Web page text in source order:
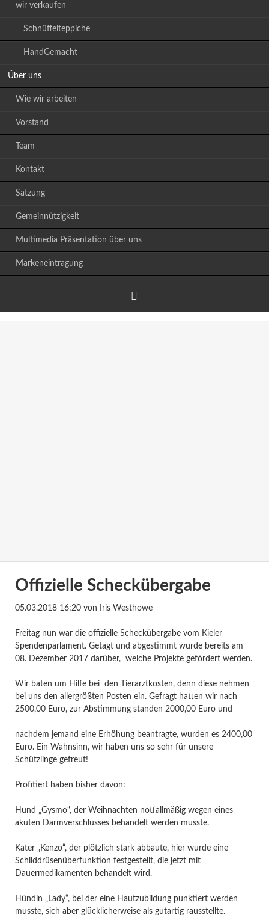
wir verkaufen
Schnüffelteppiche
HandGemacht
Über uns
Wie wir arbeiten
Vorstand
Team
Kontakt
Satzung
Gemeinnützigkeit
Multimedia Präsentation über uns
Markeneintragung
Offizielle Scheckübergabe
05.03.2018 16:20von Iris Westhowe
Freitag nun war die offizielle Scheckübergabe vom Kieler
Spendenparlament. Getagt und abgestimmt wurde bereits am
08. Dezember 2017 darüber, welche Projekte gefördert werden.
Wir baten um Hilfe bei den Tierarztkosten, denn diese nehmen
bei uns den allergrößten Posten ein. Gefragt hatten wir nach
2500,00 Euro, zur Abstimmung standen 2000,00 Euro und
nachdem jemand eine Erhöhung beantragte, wurden es 2400,00
Euro. Ein Wahnsinn, wir haben uns so sehr für unsere
Schützlinge gefreut!
Profitiert haben bisher davon:
Hund „Gysmo“, der Weihnachten notfallmäßig wegen eines
akuten Darmverschlusses behandelt werden musste.
Kater „Kenzo“, der plötzlich stark abbaute, hier wurde eine
Schilddrüsenüberfunktion festgestellt, die jetzt mit
Dauermedikamenten behandelt wird.
Hündin „Lady“, bei der eine Hautzubildung punktiert werden
musste, sich aber glücklicherweise als gutartig rausstellte.